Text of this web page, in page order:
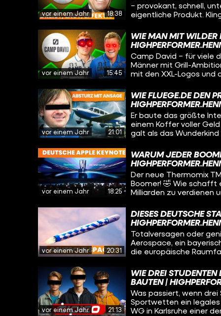
vor einem Jahr 18:38
– provokant, schnell,
eigentliche Produkt.
Autovermietungs-
Strategien, mutiger
Kampagnen mit Jung
vor einem Jahr 15:45
WIE MAN MIT
Camp David – für viele
Männer mit Grill-
mit den XXL-Logos und
irgendwie
ist. Wir erzählen die wilde Story von vier Brüdern aus dem Schwarzwald, die
nach dem Mauerfall zur
cleverem Marketing,
ein Modeimperium
Clinton? Wieso lieben
vor einem Jahr 21:01
WIE FLUEGE.DE DEN
Er baute das größte
einem Koffer voller
galt als das
Arbitrage, Preistricks -
Wirtschaftsgeschichte.
Lebens geschah, zeigen
vor einem Jahr 18:25
WARUM JEDER
Der neue Thermomix
Boomer! 🤣 Wie schafft
Milliarden zu verdienen
absoluten Statussymbol
der psychologischen
Küchen-Phänomen!
vor einem Jahr 20:31
DIESES DEUTSCHE
Totalversagen oder
Aerospace, ein
die europäische
Daniel Metzler und
alles entscheidenden
Erwartungen erfüllen
vor einem Jahr 21:13
WIE DREI STUDENTEN
AUTEN |
Was passiert, wenn
Sportwetten ein legales
WG in Karlsruhe einer